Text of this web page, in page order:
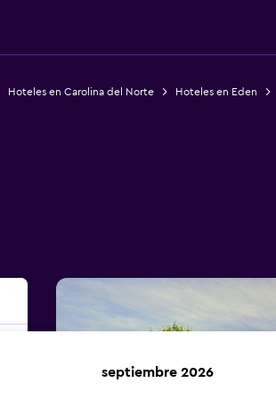
Hoteles en Carolina del Norte Hoteles en Eden
septiembre 2026